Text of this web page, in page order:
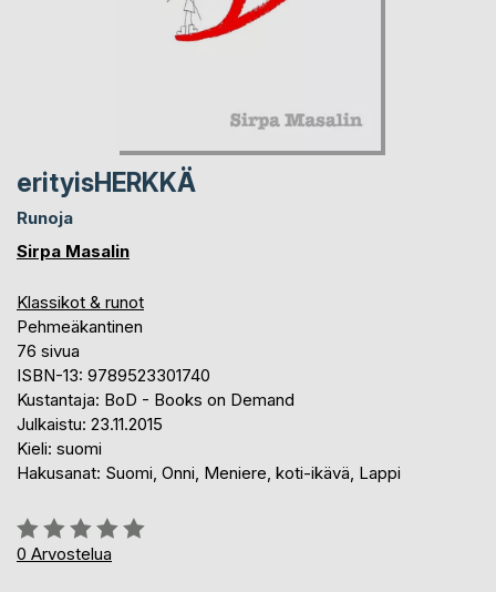
erityisHERKKÄ
Runoja
Sirpa Masalin
Klassikot & runot
Pehmeäkantinen
76 sivua
ISBN-13: 9789523301740
Kustantaja: BoD - Books on Demand
Julkaistu: 23.11.2015
Kieli: suomi
Hakusanat: Suomi, Onni, Meniere, koti-ikävä, Lappi
Arvostelu::
0%
0 Arvostelua